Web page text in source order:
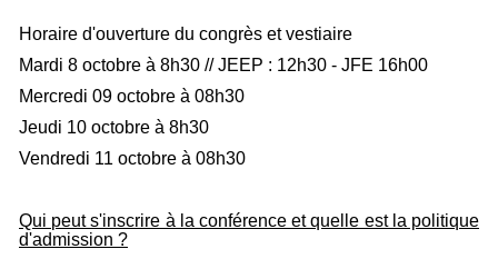
Horaire d'ouverture du congrès et vestiaire
Mardi 8 octobre à 8h30 // JEEP : 12h30 - JFE 16h00
Mercredi 09 octobre à 08h30
Jeudi 10 octobre à 8h30
Vendredi 11 octobre à 08h30
Qui peut s'inscrire à la conférence et quelle est la politique
d'admission ?